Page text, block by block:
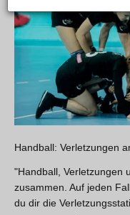
Handball: Verletzungen
"Handball, Verletzungen
zusammen. Auf jeden
du dir die